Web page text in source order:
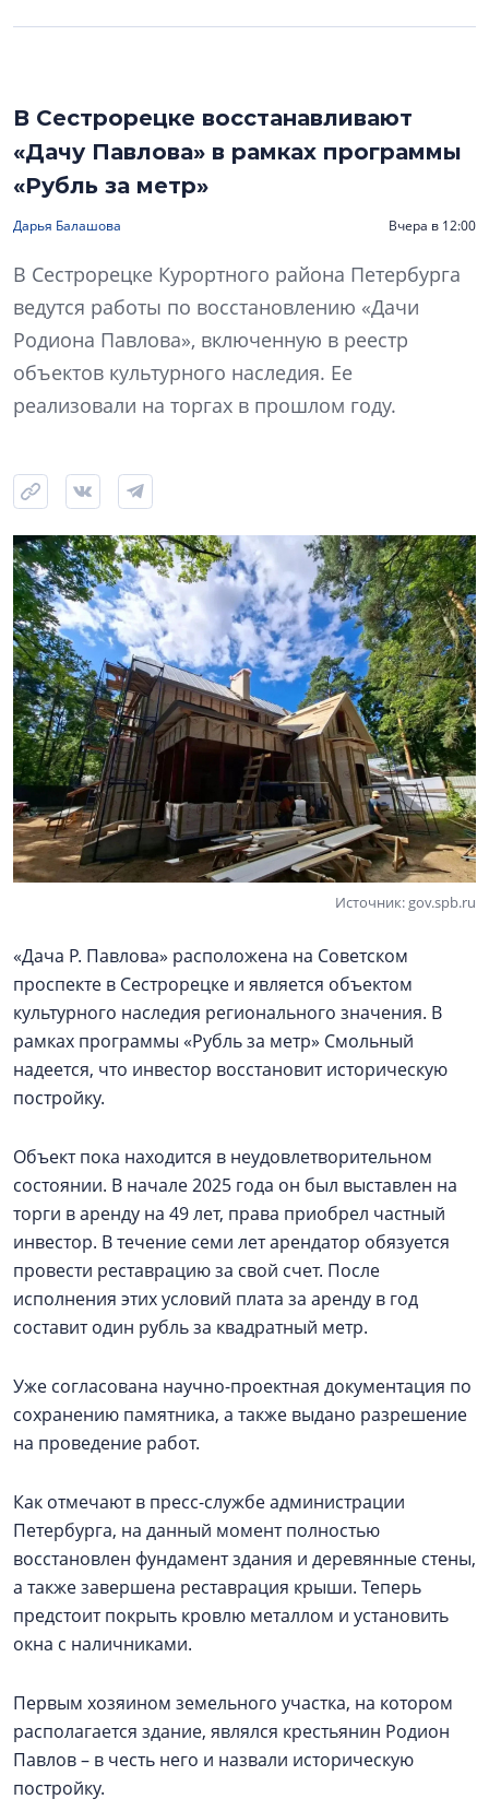
В Сестрорецке восстанавливают
«Дачу Павлова» в рамках программы
«Рубль за метр»
Дарья Балашова Вчера в 12:00
В Сестрорецке Курортного района Петербурга
ведутся работы по восстановлению «Дачи
Родиона Павлова», включенную в реестр
объектов культурного наследия. Ее
реализовали на торгах в прошлом году.
Источник: gov.spb.ru
«Дача Р. Павлова» расположена на Советском
проспекте в Сестрорецке и является объектом
культурного наследия регионального значения. В
рамках программы «Рубль за метр» Смольный
надеется, что инвестор восстановит историческую
постройку.
Объект пока находится в неудовлетворительном
состоянии. В начале 2025 года он был выставлен на
торги в аренду на 49 лет, права приобрел частный
инвестор. В течение семи лет арендатор обязуется
провести реставрацию за свой счет. После
исполнения этих условий плата за аренду в год
составит один рубль за квадратный метр.
Уже согласована научно-проектная документация по
сохранению памятника, а также выдано разрешение
на проведение работ.
Как отмечают в пресс-службе администрации
Петербурга, на данный момент полностью
восстановлен фундамент здания и деревянные стены,
а также завершена реставрация крыши. Теперь
предстоит покрыть кровлю металлом и установить
окна с наличниками.
Первым хозяином земельного участка, на котором
располагается здание, являлся крестьянин Родион
Павлов – в честь него и назвали историческую
постройку.